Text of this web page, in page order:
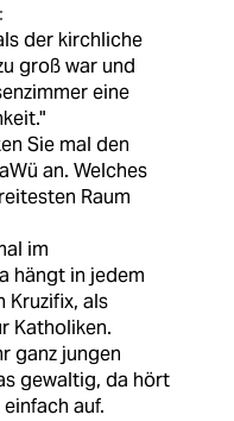
der kirchliche
groß war und
eine
Sie mal den
an. Welches
Raum
im
hängt in jedem
Kruzifix, als
Katholiken.
ganz jungen
gewaltig, da hört
auf.